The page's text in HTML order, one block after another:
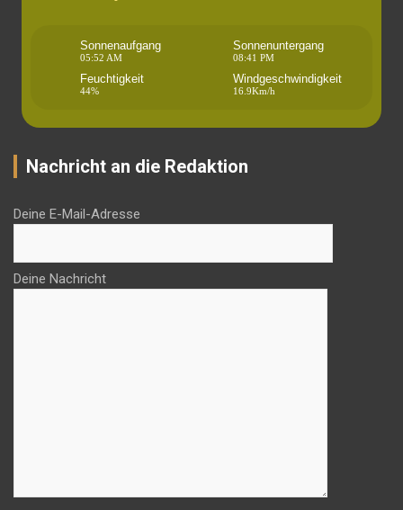
Sonnenaufgang
05:52 AM
Sonnenuntergang
08:41 PM
Feuchtigkeit
44%
Windgeschwindigkeit
16.9Km/h
Nachricht an die Redaktion
Deine E-Mail-Adresse
Deine Nachricht